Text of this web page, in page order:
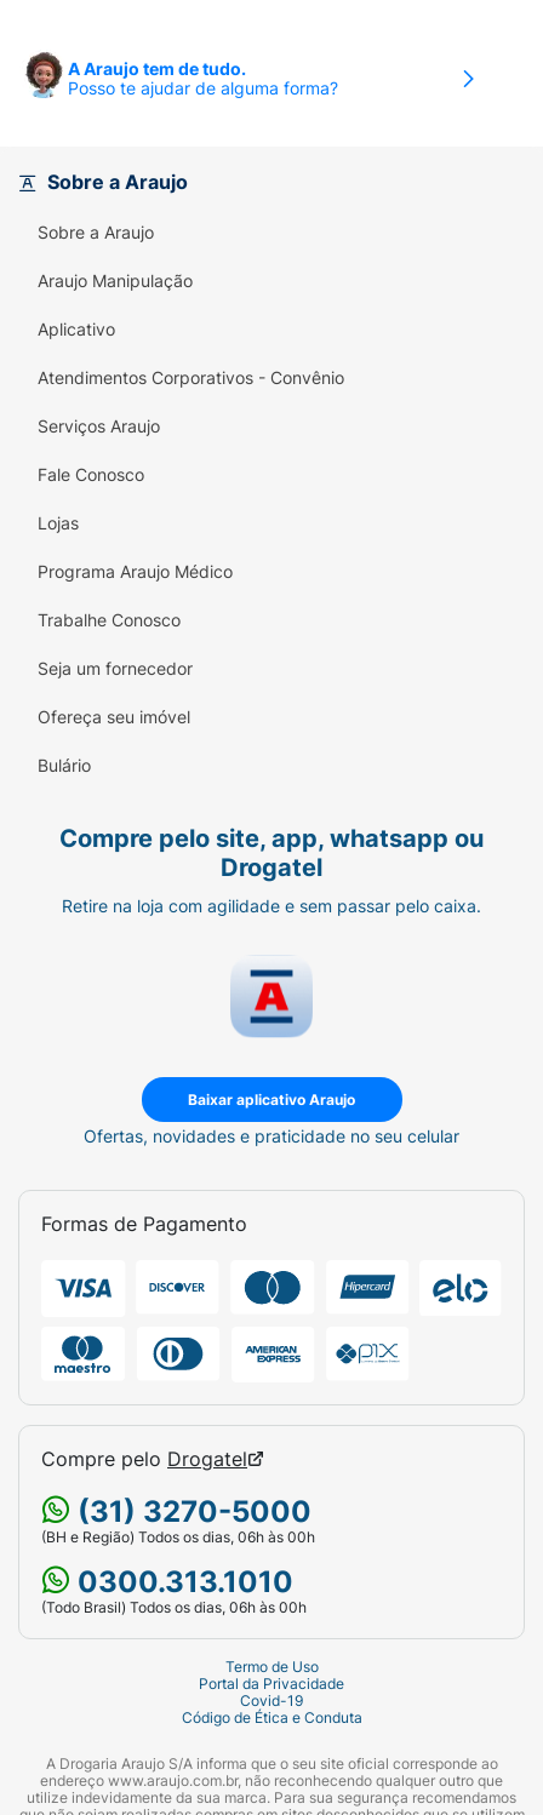
momentos de necessidade e gratidão nas
boas fases da vida.
caminho e proporcionam serenidade à sua
mais do que um livro; é um convite para
aprofundar sua fé e encontrar paz interior a
cada novo dia.
A Araujo tem de tudo.
Posso te ajudar de alguma forma?
Sobre a Araujo
Sobre a Araujo
Araujo Manipulação
Aplicativo
Atendimentos Corporativos - Convênio
Serviços Araujo
Fale Conosco
Lojas
Programa Araujo Médico
Trabalhe Conosco
Seja um fornecedor
Ofereça seu imóvel
Bulário
Compre pelo site, app, whatsapp ou
Drogatel
Retire na loja com agilidade e sem passar pelo caixa.
Baixar aplicativo Araujo
Ofertas, novidades e praticidade no seu celular
Formas de Pagamento
Compre pelo Drogatel
(31) 3270-5000
(BH e Região) Todos os dias, 06h às 00h
0300.313.1010
(Todo Brasil) Todos os dias, 06h às 00h
Termo de Uso
Portal da Privacidade
Covid-19
Código de Ética e Conduta
A Drogaria Araujo S/A informa que o seu site oficial corresponde ao
endereço www.araujo.com.br, não reconhecendo qualquer outro que
utilize indevidamente da sua marca. Para sua segurança recomendamos